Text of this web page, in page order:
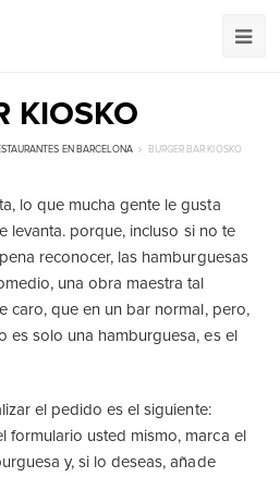
KIOSKO
EN BARCELONA BURGER BAR KIOSKO
lo que mucha gente le gusta
levanta. porque, incluso si no te
reconocer, las hamburguesas
una obra maestra tal
caro, que en un bar normal, pero,
es solo una hamburguesa, es el
el pedido es el siguiente:
formulario usted mismo, marca el
y, si lo deseas, añade